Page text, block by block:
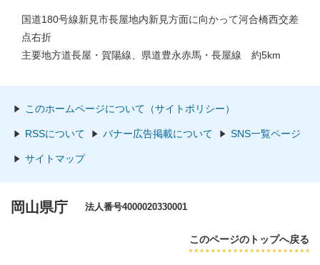
国道180号線新見市長屋地内新見方面に向かって河合橋西交差
点右折
主要地方道長屋・賀陽線、県道豊永赤馬・長屋線 約5km
このホームページについて（サイトポリシー）
RSSについて バナー広告掲載について SNS一覧ページ
サイトマップ
岡山県庁 法人番号4000020330001
このページのトップへ戻る